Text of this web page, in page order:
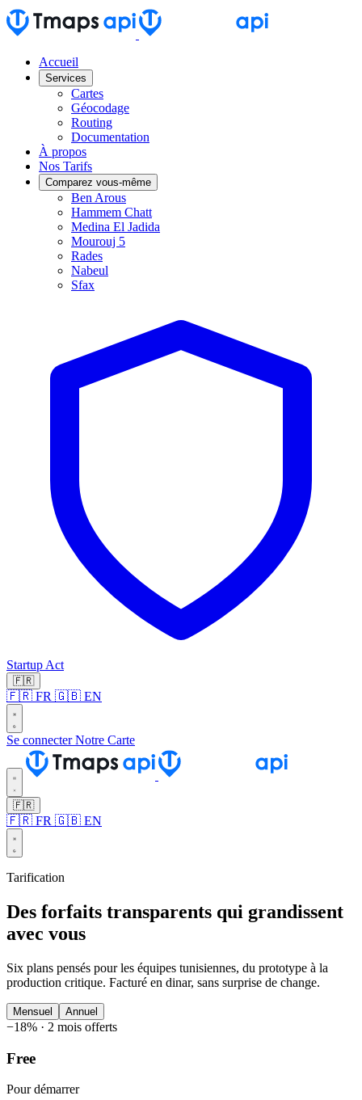
Accueil
Services
Cartes
Géocodage
Routing
Documentation
À propos
Nos Tarifs
Comparez vous-même
Ben Arous
Hammem Chatt
Medina El Jadida
Mourouj 5
Rades
Nabeul
Sfax
Startup Act
🇫🇷
🇫🇷 FR 🇬🇧 EN
Se connecterNotre Carte
🇫🇷
🇫🇷 FR 🇬🇧 EN
Tarification
Des forfaits transparents qui grandissent
avec vous
Six plans pensés pour les équipes tunisiennes, du prototype à la
production critique. Facturé en dinar, sans surprise de change.
Mensuel Annuel
−18% · 2 mois offerts
Free
Pour démarrer